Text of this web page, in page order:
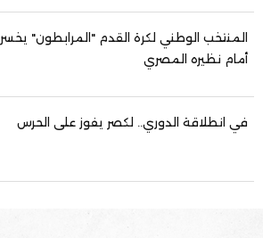
المنتخب الوطني لكرة القدم "المرابطون" يخسر
أمام نظيره المصري
في انطلاقة الدوري.. لكصر يفوز على الحرس